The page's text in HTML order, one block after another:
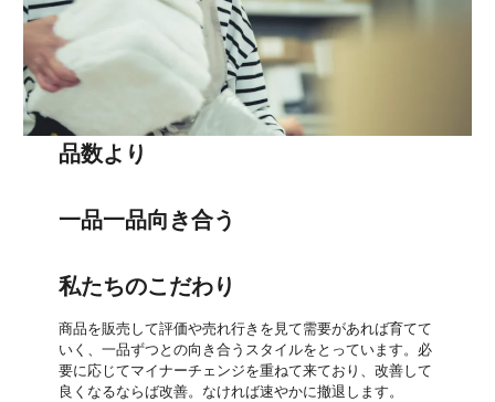
品数より
一品一品向き合う
私たちのこだわり
商品を販売して評価や売れ行きを見て需要があれば育てて
いく、一品ずつとの向き合うスタイルをとっています。必
要に応じてマイナーチェンジを重ねて来ており、改善して
良くなるならば改善。なければ速やかに撤退します。